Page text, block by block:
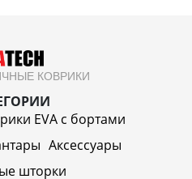
КОВРИКИ
EVA c бортами
Аксессуары
шторки